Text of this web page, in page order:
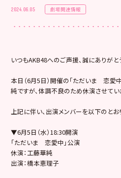
2024.06.05 劇場関連情報
いつもAKB48へのご声援、誠にありがと
本日（6月5日）開催の「ただいま 恋愛
純ですが、体調不良のため休演させてい
上記に伴い、出演メンバーを以下のとお
▼6月5日（水）18:30開演
「ただいま 恋愛中」公演
休演：工藤華純
出演：橋本恵理子